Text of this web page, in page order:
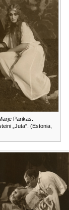
Parikas.
„Juta“. (Estonia,